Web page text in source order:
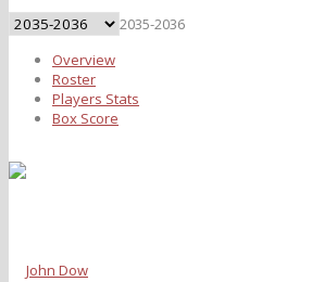
2035-2036
Overview
Roster
Players Stats
Box Score